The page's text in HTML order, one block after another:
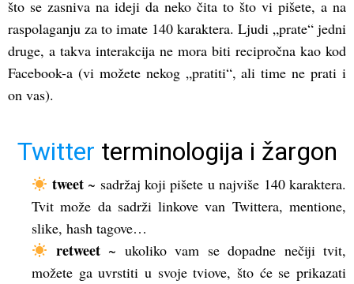
što se zasniva na ideji da neko čita to što vi pišete, a na
raspolaganju za to imate 140 karaktera. Ljudi „prate“ jedni
druge, a takva interakcija ne mora biti recipročna kao kod
Facebook-a (vi možete nekog „pratiti“, ali time ne prati i
on vas).
Twitter terminologija i žargon
tweet~ sadržaj koji pišete u najviše 140 karaktera.
Tvit može da sadrži linkove van Twittera, mentione,
slike, hash tagove…
retweet~ ukoliko vam se dopadne nečiji tvit,
možete ga uvrstiti u svoje tviove, što će se prikazati